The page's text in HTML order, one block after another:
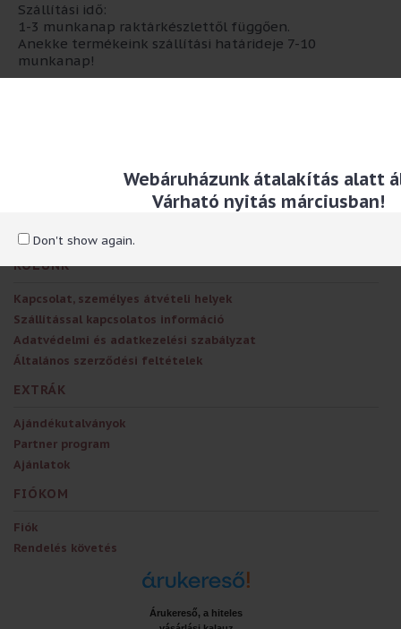
Webáruházunk átalakítás alatt
Várható nyitás márciusban!
Don't show again.
Szállítási idő:
1-3 munkanap raktárkészlettől függően.
Anekke termékeink szállítási határideje 7-10
munkanap!
gorjuss
RÓLUNK
Kapcsolat, személyes átvételi helyek
Szállítással kapcsolatos információ
Adatvédelmi és adatkezelési szabályzat
Általános szerződési feltételek
EXTRÁK
Ajándékutalványok
Partner program
Ajánlatok
FIÓKOM
Fiók
Rendelés követés
Árukereső, a hiteles